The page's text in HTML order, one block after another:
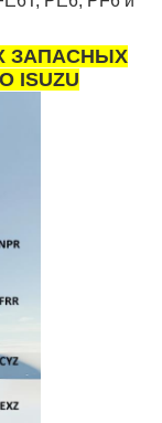
ЗАПАСНЫХ
ISUZU